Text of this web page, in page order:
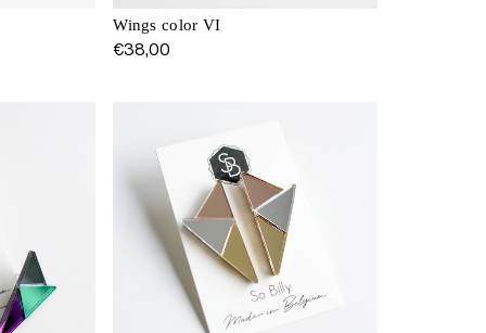
Wings color VI
€38,00